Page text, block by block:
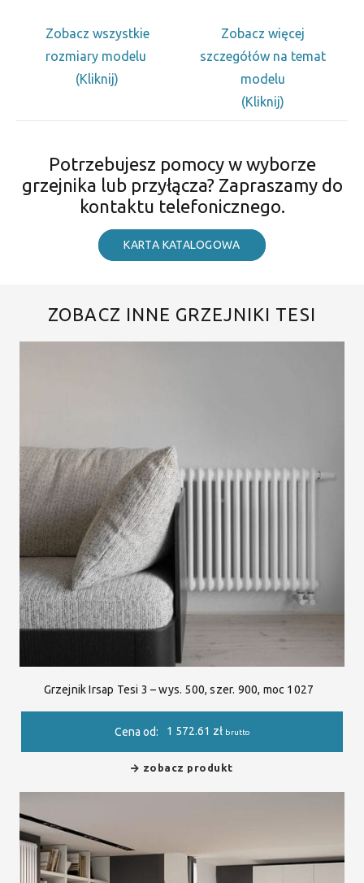
Zobacz wszystkie
rozmiary modelu
(Kliknij)
Zobacz więcej
szczegółów na temat
modelu
(Kliknij)
Potrzebujesz pomocy w wyborze
grzejnika lub przyłącza? Zapraszamy do
kontaktu telefonicznego.
KARTA KATALOGOWA
ZOBACZ INNE GRZEJNIKI TESI
Grzejnik Irsap Tesi 3 – wys. 500, szer. 900, moc 1027
Cena od: 1 572.61 zł brutto
zobacz produkt